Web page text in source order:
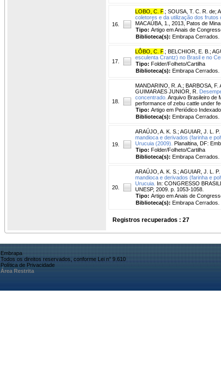
16.
LOBO, C. F. ; SOUSA, T. C. R. de;
coletores e da utilização dos
MACAÚBA, 1., 2013, Patos de
Tipo: Artigo em Anais de
Biblioteca(s): Embrapa Cerrados.
17.
LÔBO, C. F. ; BELCHIOR, E. B. ;
esculenta Crantz) no Brasil e no
Tipo: Folder/Folheto/Cartilha
Biblioteca(s): Embrapa Cerrados.
18.
MANDARINO, R. A. ; BARBOSA, F.
GUIMARAES JUNIOR, R.
concentrado. Arquivo Brasileiro de
performance of zebu cattle under
Tipo: Artigo em Periódico Indexado
Biblioteca(s): Embrapa Cerrados.
19.
ARAÚJO, A. K. S. ; AGUIAR, J. L. P.
mandioca e derivados (farinha e
Urucuia (2009). Planaltina, DF:
Tipo: Folder/Folheto/Cartilha
Biblioteca(s): Embrapa Cerrados.
20.
ARAÚJO, A. K. S. ; AGUIAR, J. L. P.
mandioca e derivados (farinha e
Urucuia. In: CONGRESSO
UNESP, 2009. p. 1053-1058.
Tipo: Artigo em Anais de
Biblioteca(s): Embrapa Cerrados.
Registros recuperados : 27
Embrapa
Todos os direitos reservados, conforme Lei n° 9.610
Política de Privacidade
Área Restrita